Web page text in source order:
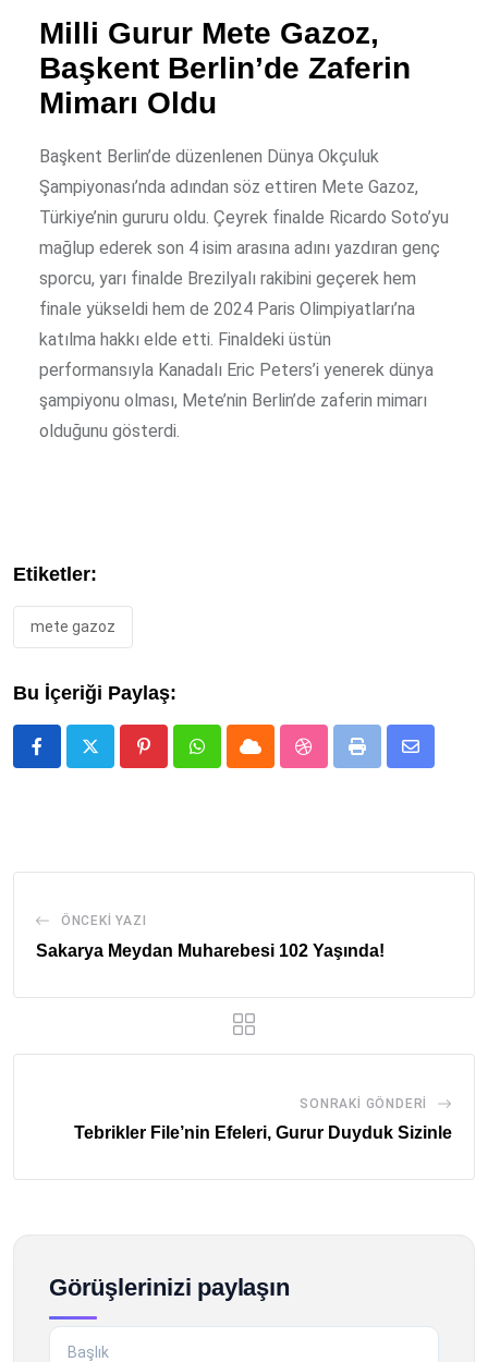
Milli Gurur Mete Gazoz,
Başkent Berlin’de Zaferin
Mimarı Oldu
Başkent Berlin’de düzenlenen Dünya Okçuluk
Şampiyonası’nda adından söz ettiren Mete Gazoz,
Türkiye’nin gururu oldu. Çeyrek finalde Ricardo Soto’yu
mağlup ederek son 4 isim arasına adını yazdıran genç
sporcu, yarı finalde Brezilyalı rakibini geçerek hem
finale yükseldi hem de 2024 Paris Olimpiyatları’na
katılma hakkı elde etti. Finaldeki üstün
performansıyla Kanadalı Eric Peters’i yenerek dünya
şampiyonu olması, Mete’nin Berlin’de zaferin mimarı
olduğunu gösterdi.
Etiketler:
mete gazoz
Bu İçeriği Paylaş:
PinterestWhatsappCloud StumbleUpon
Print
Share
ÖNCEKI YAZI
Sakarya Meydan Muharebesi 102 Yaşında!
SONRAKI GÖNDERI
Tebrikler File’nin Efeleri, Gurur Duyduk Sizinle
Görüşlerinizi paylaşın